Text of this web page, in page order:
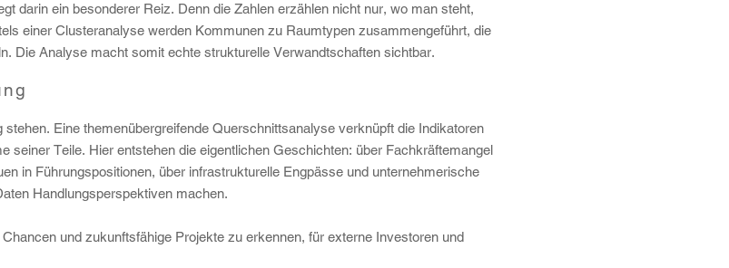
darin ein besonderer Reiz. Denn die Zahlen erzählen nicht nur, wo man steht,
einer Clusteranalyse werden Kommunen zu Raumtypen zusammengeführt, die
Die Analyse macht somit echte strukturelle Verwandtschaften sichtbar.
Eine themenübergreifende Querschnittsanalyse verknüpft die Indikatoren
seiner Teile. Hier entstehen die eigentlichen Geschichten: über Fachkräftemangel
in Führungspositionen, über infrastrukturelle Engpässe und unternehmerische
Handlungsperspektiven machen.
und zukunftsfähige Projekte zu erkennen, für externe Investoren und